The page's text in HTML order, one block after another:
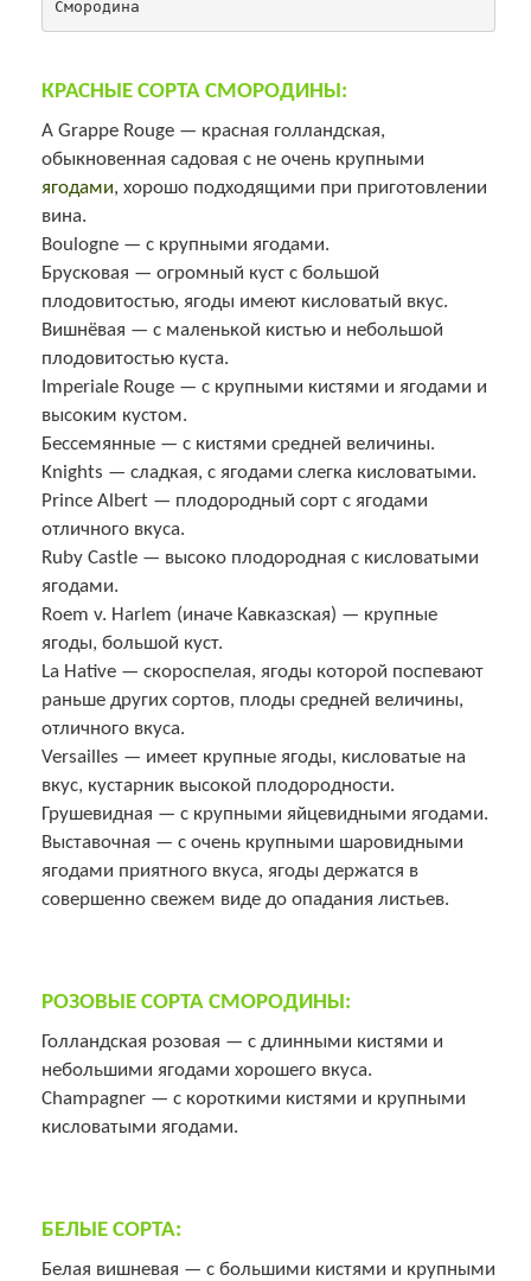
КРАСНЫЕ СОРТА СМОРОДИНЫ:
A Grappe Rouge — красная голландская,
обыкновенная садовая с не очень крупными
ягодами, хорошо подходящими при приготовлении
вина.
Boulogne — с крупными ягодами.
Брусковая — огромный куст с большой
плодовитостью, ягоды имеют кисловатый вкус.
Вишнёвая — с маленькой кистью и небольшой
плодовитостью куста.
Imperiale Rouge — с крупными кистями и ягодами и
высоким кустом.
Бессемянные — с кистями средней величины.
Knights — сладкая, с ягодами слегка кисловатыми.
Prince Albert — плодородный сорт с ягодами
отличного вкуса.
Ruby Castle — высоко плодородная с кисловатыми
ягодами.
Roem v. Harlem (иначе Кавказская) — крупные
ягоды, большой куст.
La Hative — скороспелая, ягоды которой поспевают
раньше других сортов, плоды средней величины,
отличного вкуса.
Versailles — имеет крупные ягоды, кисловатые на
вкус, кустарник высокой плодородности.
Грушевидная — с крупными яйцевидными ягодами.
Выставочная — с очень крупными шаровидными
ягодами приятного вкуса, ягоды держатся в
совершенно свежем виде до опадания листьев.
РОЗОВЫЕ СОРТА СМОРОДИНЫ:
Голландская розовая — с длинными кистями и
небольшими ягодами хорошего вкуса.
Champagner — с короткими кистями и крупными
кисловатыми ягодами.
БЕЛЫЕ СОРТА:
Белая вишневая — с большими кистями и крупными